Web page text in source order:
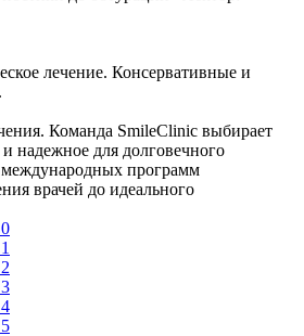
лечение. Консервативные и
Команда SmileClinic выбирает
надежное для долговечного
международных программ
врачей до идеального